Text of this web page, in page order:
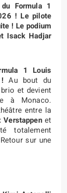
Formula 1
! Le pilote
! Le podium
Isack Hadjar
1 Louis
Au bout du
et devient
à Monaco.
entre la
Verstappenet
totalement
sur une